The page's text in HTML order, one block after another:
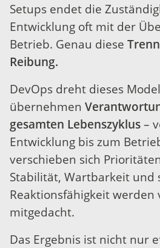
Setups endet die
Entwicklung oft mit der
Betrieb. Genau diese
Reibung.
DevOps dreht dieses
übernehmen
gesamten Lebenszyklus–
Entwicklung bis zum
verschieben sich
Stabilität, Wartbarkeit und
Reaktionsfähigkeit werden
mitgedacht.
Das Ergebnis ist nicht nur